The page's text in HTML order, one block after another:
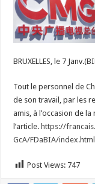
BRUXELLES, le 7
Tout le personnel de
de son travail, par les
amis, à l’occasion de
l’article.https://
GcA/FDaBIA/index.html
Post Views: 747